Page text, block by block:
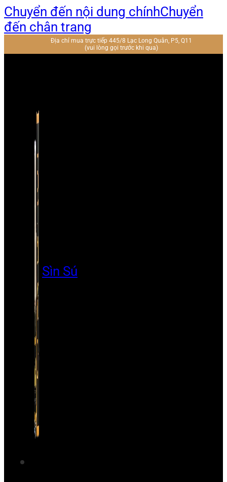
Chuyển đến nội dung chínhChuyển
đến chân trang
Địa chỉ mua trực tiếp 445/8 Lạc Long Quân, P5, Q11
(vui lòng gọi trước khi qua)
Sìn Sú